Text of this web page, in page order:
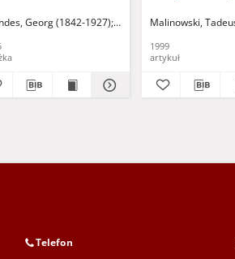
Georg (1842-1927) Sarnecka, M. - tł.
Malinowski,
1999
artykuł
Telefon